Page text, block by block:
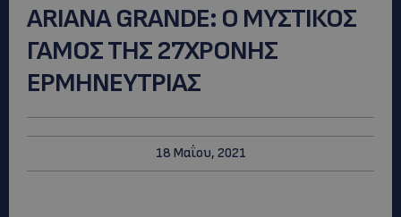
ΑRIANA GRANDE: Ο ΜΥΣΤΙΚΟΣ
ΓΑΜΟΣ ΤΗΣ 27ΧΡΟΝΗΣ
ΕΡΜΗΝΕΥΤΡΙΑΣ
18 Μαΐου, 2021